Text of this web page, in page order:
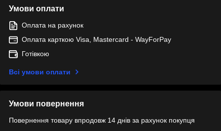
Умови оплати
Оплата на рахунок
Оплата карткою Visa, Mastercard - WayForPay
Готівкою
Всі умови оплати
Умови повернення
Повернення товару впродовж 14 днів за рахунок покупця